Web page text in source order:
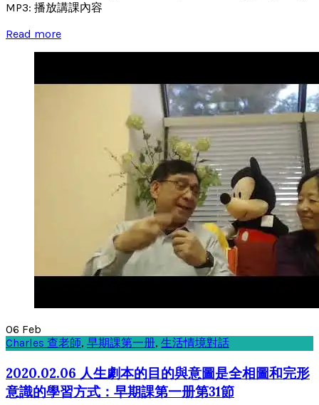
MP3: 播放講課內容
Read more
06 Feb
Charles 查老師, 早期課第一册, 生活情境對話
2020.02.06 人生劇本的目的與意圖是全相圖和完形
意識的學習方式：早期課第一册第31節